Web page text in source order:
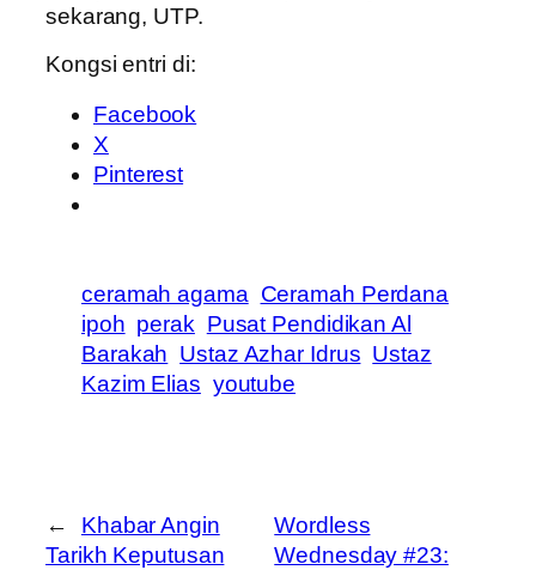
sekarang, UTP.
Kongsi entri di:
Facebook
X
Pinterest
ceramah agama Ceramah Perdana
ipoh perak Pusat Pendidikan Al
Barakah Ustaz Azhar Idrus Ustaz
Kazim Elias youtube
←
Khabar Angin
Tarikh Keputusan
Wordless
Wednesday #23: